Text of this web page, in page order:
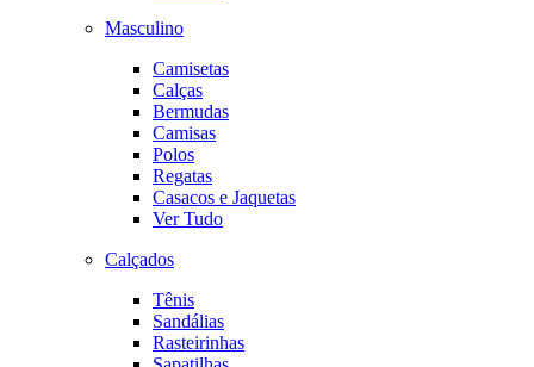
Masculino
Camisetas
Calças
Bermudas
Camisas
Polos
Regatas
Casacos e Jaquetas
Ver Tudo
Calçados
Tênis
Sandálias
Rasteirinhas